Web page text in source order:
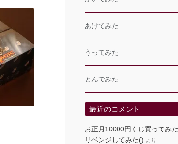
あけてみた
うってみた
とんでみた
最近のコメント
お正月10000円くじ買ってみた
リベンジしてみた() より